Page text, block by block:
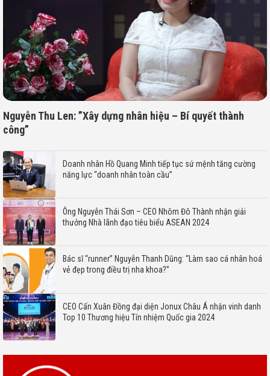
Nguyễn Thu Len: ”Xây dựng nhân hiệu – Bí quyết thành
công”
Doanh nhân Hồ Quang Minh tiếp tục sứ mệnh tăng cường
năng lực “doanh nhân toàn cầu”
Ông Nguyễn Thái Sơn – CEO Nhôm Đô Thành nhận giải
thưởng Nhà lãnh đạo tiêu biểu ASEAN 2024
Bác sĩ “runner” Nguyễn Thanh Dũng: “Làm sao cá nhân hoá
vẻ đẹp trong điều trị nha khoa?”
CEO Cấn Xuân Đồng đại diện Jonux Châu Á nhận vinh danh
Top 10 Thương hiệu Tín nhiệm Quốc gia 2024